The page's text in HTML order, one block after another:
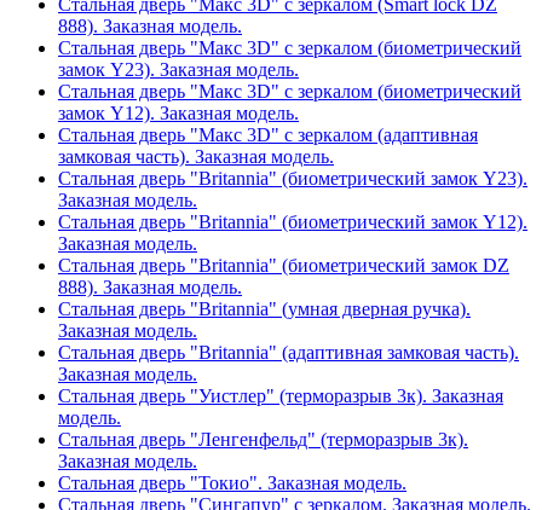
888). Заказная модель.
Стальная дверь "Макс 3D" с зеркалом (биометрический
замок Y23). Заказная модель.
Стальная дверь "Макс 3D" с зеркалом (биометрический
замок Y12). Заказная модель.
Стальная дверь "Макс 3D" с зеркалом (адаптивная
замковая часть). Заказная модель.
Стальная дверь "Britannia" (биометрический замок Y23).
Заказная модель.
Стальная дверь "Britannia" (биометрический замок Y12).
Заказная модель.
Стальная дверь "Britannia" (биометрический замок DZ
888). Заказная модель.
Стальная дверь "Britannia" (умная дверная ручка).
Заказная модель.
Стальная дверь "Britannia" (адаптивная замковая часть).
Заказная модель.
Стальная дверь "Уистлер" (терморазрыв 3к). Заказная
модель.
Стальная дверь "Ленгенфельд" (терморазрыв 3к).
Заказная модель.
Стальная дверь "Токио". Заказная модель.
Стальная дверь "Сингапур" с зеркалом. Заказная модель.